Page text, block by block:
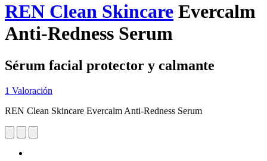
REN Clean Skincare Evercalm
Anti-Redness Serum
Sérum facial protector y calmante
1 Valoración
REN Clean Skincare Evercalm Anti-Redness Serum